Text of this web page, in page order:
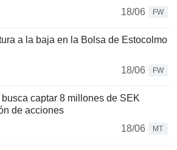
18/06
FW
a la baja en la Bolsa de Estocolmo
18/06
FW
captar 8 millones de SEK
de acciones
18/06
MT